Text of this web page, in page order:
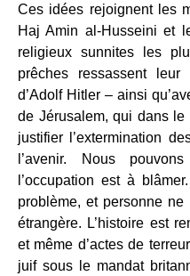
Ces idées rejoignent les
Haj Amin al-Husseini et
religieux sunnites les
prêches ressassent
d’Adolf Hitler – ainsi
de Jérusalem, qui dans le
justifier l’extermination
l’avenir. Nous
l’occupation est à
problème, et personne
étrangère. L’histoire est
et même d’actes de
juif sous le mandat